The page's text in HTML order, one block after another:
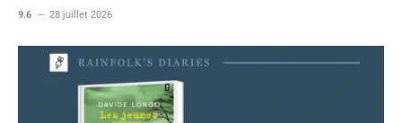
9.6 28 juillet 2026